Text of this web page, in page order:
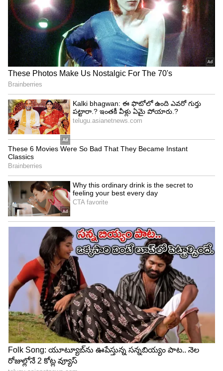
స్థానిక మార్కెట్‌లో డిమాండ్ పెరిగే అవకాశం
బంగారం ధర ఎప్పుడూ ఒకేలా ఉండదు. దాన్ని శాసించే
ముఖ్యమైన అంశాలు ఇవే. ప్రపంచంలో ఎక్కడైనా యుద్ధ
వాతావరణం లేదా ఆర్థిక అనిశ్చితి ఏర్పడితే, ఇన్వెస్టర్లు
సురక్షితమైన పెట్టుబడిగా భావించి బంగారంపై మొగ్గు
చూపుతారు. దీంతో ధరలు పెరుగుతాయి. ప్రస్తుతం
భారతదేశంలో పండుగల సందడి లేకపోయినా, పెళ్లిళ్ల
ముహూర్తాల కారణంగా స్థానిక మార్కెట్‌లో డిమాండ్ పెరిగే
అవకాశం ఉంది. అమెరికాలో వడ్డీ రేట్లు పెరిగినా లేదా డాలర్
విలువ బలపడినా అంతర్జాతీయంగా బంగారం ధరలు
తగ్గుముఖం పడతాయి.
4
5